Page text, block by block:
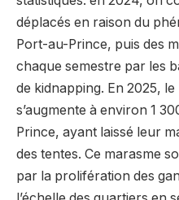
déplacés en raison du
Port-au-Prince, puis des
chaque semestre par les
de kidnapping. En 2025,
s’augmente à environ 1
Prince, ayant laissé leur
des tentes. Ce marasme
par la prolifération des